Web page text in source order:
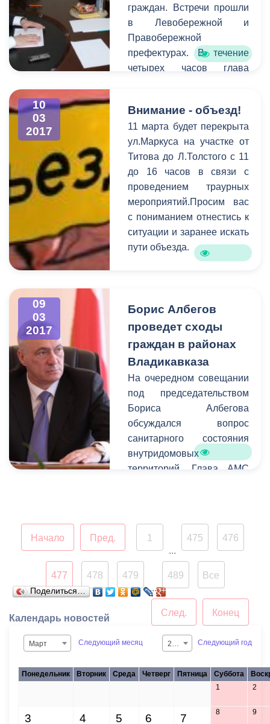
республиканских
профессиональных
образовательных
учреждений. Сегодня в
актовом зале
и призеров конкурса.
граждан. Встречи прошли
в Левобережной и
Правобережной
префектурах. В течение
четырех часов глава
Для более детального
выяснения проблем, с
которыми пришли
горожане, к разговору
были приглашены
руководители структурных
подразделений АМС.
Самыми актуальными в
ходе приема стали
коммунальные и
жилищные проблемы,
начинающих
предпринимателей, а
также благоустройство
10
03
2017
Внимание - объезд!
11 марта будет перекрыта
ул.Маркуса на участке от
Титова до Л.Толстого с 11
до 16 часов в связи с
проведением траурных
мероприятий.Просим вас
с пониманием отнестись к
ситуации и заранее искать
пути объезда.
09
03
2017
Борис Албегов
проведет сходы
граждан в районах
Владикавказа
На очередном совещании
под председательством
Бориса Албегова
обсуждался вопрос
санитарного состояния
внутридомовых
территорий. Глава АМС
многоквартирных домов.
Так как вышеуказанные
территории являются
зоной ответственности
управляющих компаний
администрация города по
закону не имеет права
наводить на них порядок.
Начало Пред.
1
...
475 476
477 478
479
...
489 Все
Конец
След.
Поделиться…
Календарь новостей
Март Следующий месяц 2015 Следующий год
Понедельник Вторник Среда Четверг Пятница Суббота
1 2
3 4 5 6 7 8 9